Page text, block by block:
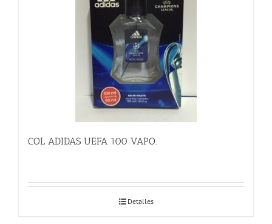
COL ADIDAS UEFA 100 VAPO.
Detalles